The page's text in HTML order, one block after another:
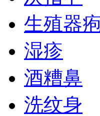
生殖器
湿疹
酒糟鼻
洗纹身